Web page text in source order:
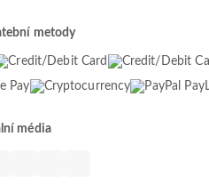
metody
média